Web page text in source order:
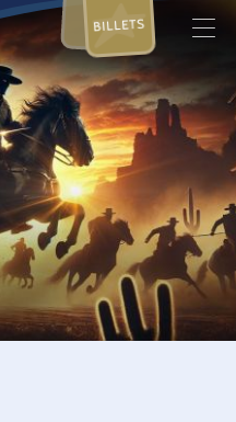
BILLETS